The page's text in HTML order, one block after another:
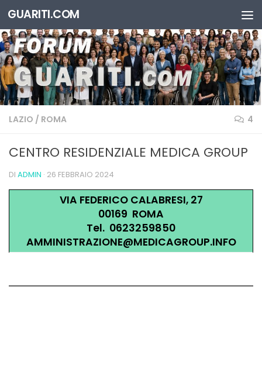
Salta al contenuto
GUARITI.COM
LAZIO / ROMA 4
CENTRO RESIDENZIALE MEDICA GROUP
DI ADMIN · 26 FEBBRAIO 2024
VIA FEDERICO CALABRESI, 27
00169 ROMA
Tel. 0623259850
AMMINISTRAZIONE@MEDICAGROUP.INFO